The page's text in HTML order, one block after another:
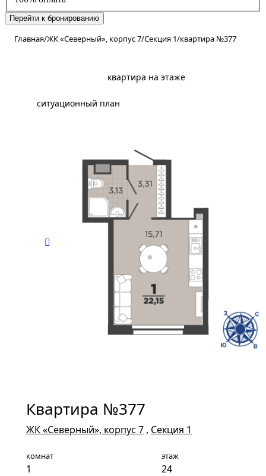
Перейти к бронированию
Главная/ЖК «Северный», корпус 7/Секция 1/квартира №377
квартира на этаже
ситуационный план
Квартира №377
ЖК «Северный», корпус 7 , Секция 1
комнат
1
этаж
24